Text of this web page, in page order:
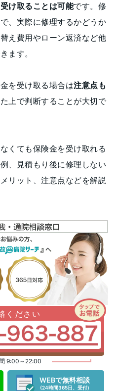
け取ることは可能です。修
、実際に修理するかどうか
え費用やローン返済など他
ます。
を受け取る場合は注意点も
上で判断することが大切で
くても保険金を受け取れる
、見積もり後に修理しない
リット、注意点などを解説
ください
9:00～22:00
WEBで無料相談
(24時間365日、受付)